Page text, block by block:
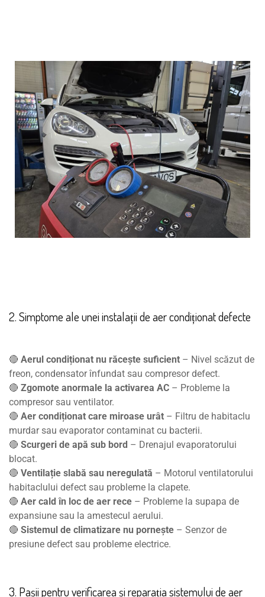
2. Simptome ale unei instalații de aer condiționat defecte
🔴 Aerul condiționat nu răcește suficient – Nivel scăzut de
freon, condensator înfundat sau compresor defect.
🔴 Zgomote anormale la activarea AC – Probleme la
compresor sau ventilator.
🔴 Aer condiționat care miroase urât – Filtru de habitaclu
murdar sau evaporator contaminat cu bacterii.
🔴 Scurgeri de apă sub bord – Drenajul evaporatorului
blocat.
🔴 Ventilație slabă sau neregulată – Motorul ventilatorului
habitaclului defect sau probleme la clapete.
🔴 Aer cald în loc de aer rece – Probleme la supapa de
expansiune sau la amestecul aerului.
🔴 Sistemul de climatizare nu pornește – Senzor de
presiune defect sau probleme electrice.
3. Pașii pentru verificarea și reparația sistemului de aer